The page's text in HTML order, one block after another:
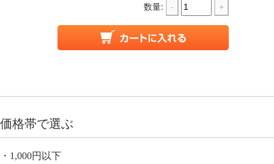
数量: - +
価格帯で選ぶ
1,000円以下